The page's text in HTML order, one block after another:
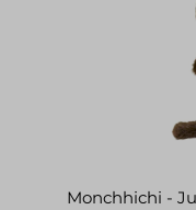
Monchhichi -